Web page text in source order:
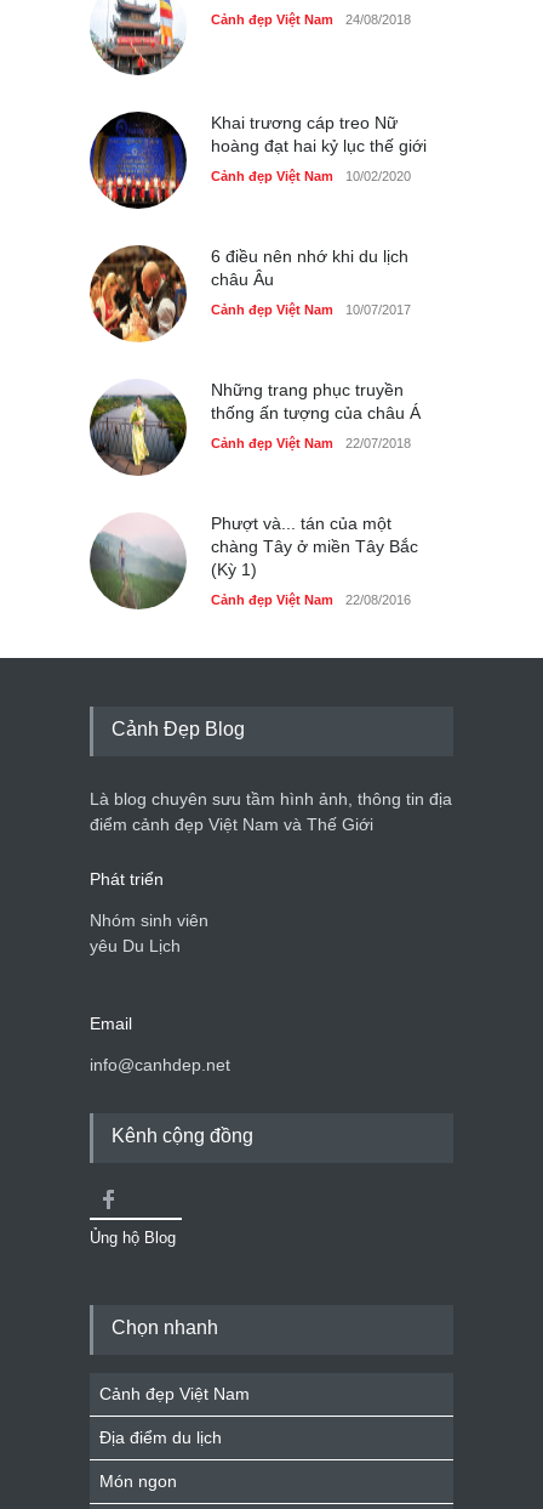
Cảnh đẹp Việt Nam 24/08/2018
Khai trương cáp treo Nữ
hoàng đạt hai kỷ lục thế giới
Cảnh đẹp Việt Nam 10/02/2020
6 điều nên nhớ khi du lịch
châu Âu
Cảnh đẹp Việt Nam 10/07/2017
Những trang phục truyền
thống ấn tượng của châu Á
Cảnh đẹp Việt Nam 22/07/2018
Phượt và... tán của một
chàng Tây ở miền Tây Bắc
(Kỳ 1)
Cảnh đẹp Việt Nam 22/08/2016
Cảnh Đẹp Blog
Là blog chuyên sưu tầm hình ảnh, thông tin địa
điểm cảnh đẹp Việt Nam và Thế Giới
Phát triển
Nhóm sinh viên
yêu Du Lịch
Email
info@canhdep.net
Kênh cộng đồng
Ủng hộ Blog
Chọn nhanh
Cảnh đẹp Việt Nam
Địa điểm du lịch
Món ngon